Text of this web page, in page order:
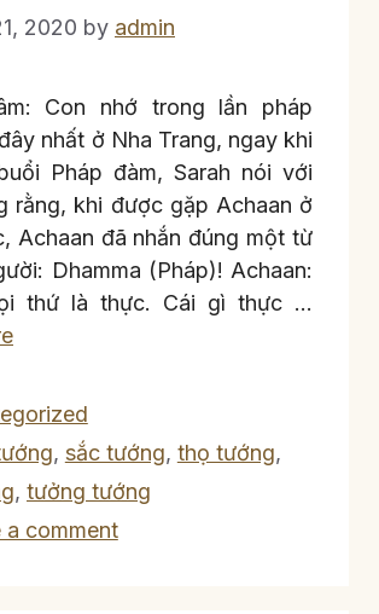
2020 by admin
Con nhớ trong lần pháp
nhất ở Nha Trang, ngay khi
Pháp đàm, Sarah nói với
rằng, khi được gặp Achaan ở
Achaan đã nhắn đúng một từ
Dhamma (Pháp)! Achaan:
thứ là thực. Cái gì thực …
, sắc tướng, thọ tướng,
, tưởng tướng
a comment